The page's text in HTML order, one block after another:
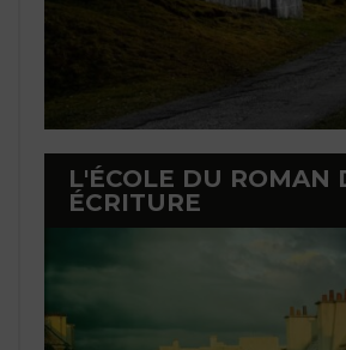
L'ÉCOLE DU ROMAN
ÉCRITURE